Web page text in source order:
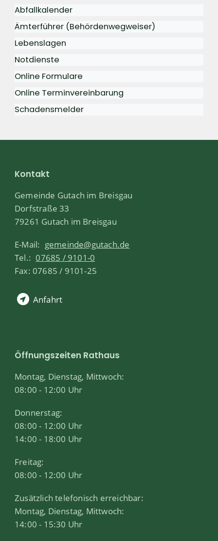
Abfallkalender
Ämterführer (Behördenwegweiser)
Lebenslagen
Notdienste
Online Formulare
Online Terminvereinbarung
Schadensmelder
Kontakt
Gemeinde Gutach im Breisgau
Dorfstraße 33
79261 Gutach im Breisgau
E-Mail: gemeinde@gutach.de
Tel.: 07685 / 9101-0
Fax: 07685 / 9101-25
Anfahrt
Öffnungszeiten Rathaus
Montag, Dienstag, Mittwoch:
08:00 - 12:00 Uhr
Donnerstag:
08:00 - 12:00 Uhr
14:00 - 18:00 Uhr
Freitag:
08:00 - 12:00 Uhr
Zusätzlich telefonisch erreichbar:
Montag, Dienstag, Mittwoch:
14:00 - 15:30 Uhr